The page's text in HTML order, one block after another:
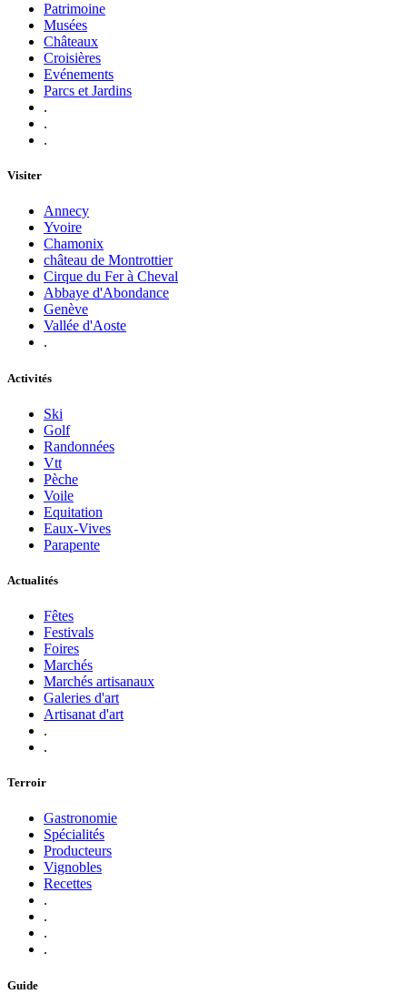
Patrimoine
Musées
Châteaux
Croisières
Evénements
Parcs et Jardins
.
.
.
Visiter
Annecy
Yvoire
Chamonix
château de Montrottier
Cirque du Fer à Cheval
Abbaye d'Abondance
Genève
Vallée d'Aoste
.
Activités
Ski
Golf
Randonnées
Vtt
Pèche
Voile
Equitation
Eaux-Vives
Parapente
Actualités
Fêtes
Festivals
Foires
Marchés
Marchés artisanaux
Galeries d'art
Artisanat d'art
.
.
Terroir
Gastronomie
Spécialités
Producteurs
Vignobles
Recettes
.
.
.
.
Guide